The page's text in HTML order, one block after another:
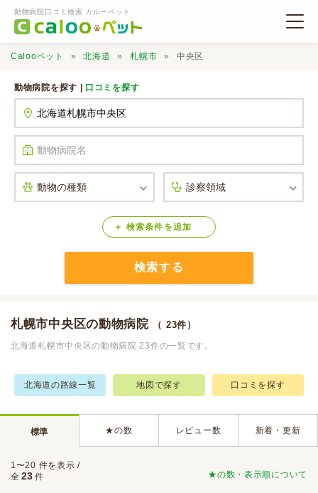
動物病院口コミ検索 カルーペット
口コミ検索
Calooペットとは？
Calooペット 北海道 札幌市 中央区
動物病院を探す | 口コミを探す
検索条件 を追加
検索する
札幌市中央区の動物病院 （ 23件）
北海道札幌市中央区の動物病院 23件の一覧です。
北海道の路線一覧 地図で探す 口コミを探す
標準 ★の数 レビュー数 新着・更新
★の数・表示順について
1〜20 件を表示 /
全 23 件